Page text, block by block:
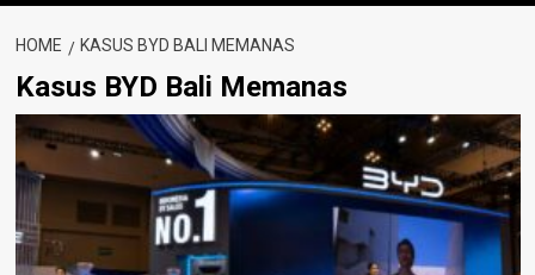
HOME KASUS BYD BALI MEMANAS
Kasus BYD Bali Memanas